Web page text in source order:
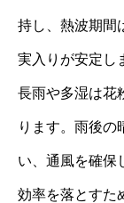
持し、熱波期間
実入りが安定し
長雨や多湿は花
ります。雨後の
い、通風を確保
効率を落とすた